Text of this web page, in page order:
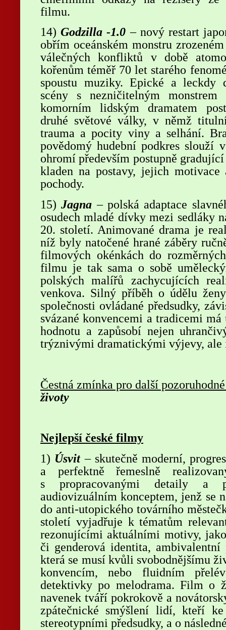
filmu.
14)Godzilla -1.0 – nový restart
obřím oceánském monstru
válečných konfliktů v době
kořenům téměř 70 let starého
spoustu muziky. Epické a leckdy
scény s nezničitelným
komorním lidským dramatem
druhé světové války, v němž
trauma a pocity viny a selhání.
povědomý hudební podkres slouží
ohromí především postupně
kladen na postavy, jejich
pochody.
15)Jagna – polská adaptace
osudech mladé dívky mezi sedláky
20. století. Animované drama je
níž byly natočené hrané záběry
filmových okénkách do
filmu je tak sama o sobě
polských malířů zachycujících
venkova. Silný příběh o údělu
společnosti ovládané předsudky,
svázané konvencemi a tradicemi
hodnotu a zapůsobí nejen
trýznivými dramatickými výjevy, ale
Čestná zmínka pro další
životy
Nejlepší české filmy
1) Úsvit– skutečně moderní,
a perfektně řemeslně
s propracovanými detaily a
audiovizuálním konceptem, jenž se
do anti-utopického továrního
století vyjadřuje k tématům
rezonujícími aktuálními motivy,
či genderová identita,
která se musí kvůli svobodnějšímu
konvencím, nebo fluidním
detektivky po melodrama. Film o
navenek tváří pokrokově a
zpátečnické smýšlení lidí, kteří
stereotypními předsudky, a o